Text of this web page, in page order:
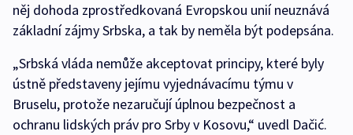
něj dohoda zprostředkovaná Evropskou unií neuznává
základní zájmy Srbska, a tak by neměla být podepsána.
„Srbská vláda nemůže akceptovat principy, které byly
ústně představeny jejímu vyjednávacímu týmu v
Bruselu, protože nezaručují úplnou bezpečnost a
ochranu lidských práv pro Srby v Kosovu,“ uvedl Dačić.